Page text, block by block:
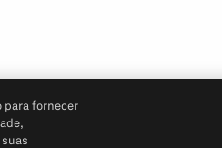
para fornecer